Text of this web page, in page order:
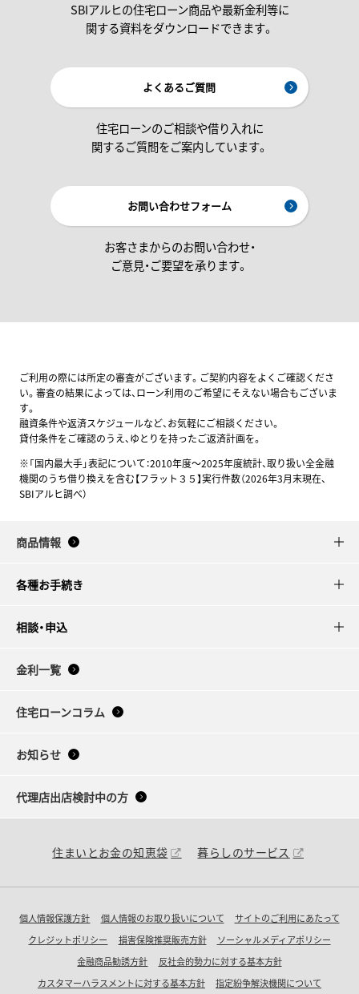
SBIアルヒの住宅ローン商品や最新金利等に
関する資料をダウンロードできます。
よくあるご質問
住宅ローンのご相談や借り入れに
関するご質問をご案内しています。
お問い合わせフォーム
お客さまからのお問い合わせ・
ご意見・ご要望を承ります。
ご利用の際には所定の審査がございます。ご契約内容をよくご確認くださ
い。審査の結果によっては、ローン利用のご希望にそえない場合もございま
す。
融資条件や返済スケジュールなど、お気軽にご相談ください。
貸付条件をご確認のうえ、ゆとりを持ったご返済計画を。
※「国内最大手」表記について：2010年度～2025年度統計、取り扱い全金融
機関のうち借り換えを含む【フラット３５】実行件数（2026年3月末現在、
SBIアルヒ調べ）
商品情報
各種お手続き
相談・申込
金利一覧
住宅ローンコラム
お知らせ
代理店出店検討中の方
住まいとお金の知恵袋 暮らしのサービス
個人情報保護方針 個人情報のお取り扱いについて
サイトのご利用にあたって
クレジットポリシー
損害保険推奨販売方針
ソーシャルメディアポリシー
金融商品勧誘方針
反社会的勢力に対する基本方針
カスタマーハラスメントに対する基本方針
指定紛争解決機関について